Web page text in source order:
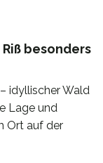
besonders
– idyllischer Wald
Lage und
Ort auf der